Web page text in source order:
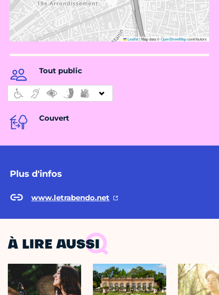
Leaflet|Map data ©OpenStreetMapcontributors
Tout public
Couvert
Plus d'infos
www.letrabendo.net
À LIRE AUSSI